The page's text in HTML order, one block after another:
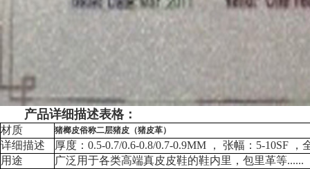
产品详细描述表格：
材质 猪榔皮俗称二层猪皮（猪皮革）
详细描述
厚度：0.5-0.7/0.6-0.8/0.7-0.9MM ， 张幅：5-10SF
用途
广泛用于各类高端真皮皮鞋的鞋内里，包里革等......